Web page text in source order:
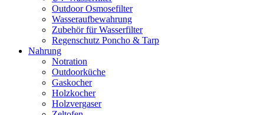
Outdoor Osmosefilter
Wasseraufbewahrung
Zubehör für Wasserfilter
Regenschutz Poncho & Tarp
Nahrung
Notration
Outdoorküche
Gaskocher
Holzkocher
Holzvergaser